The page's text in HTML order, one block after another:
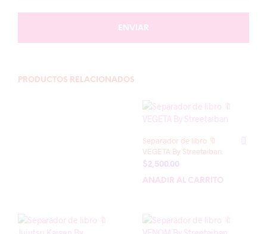
PRODUCTOS RELACIONADOS
Separador de libro 🔖
VEGETA By Streetaiban
$2,500.00
AÑADIR AL CARRITO